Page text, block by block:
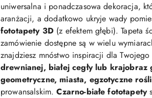
uniwersalna i ponadczasowa dekoracja,
aranżacji, a dodatkowo ukryje wady
fototapety 3D (z efektem głębi). Tapeta
zamówienie dostępne są w wielu
znajdziesz mnóstwo inspiracji dla
drewnianej, białej cegły lub krajobraz
geometryczne, miasta, egzotyczne
prowansalskim.Czarno-białe fototapety